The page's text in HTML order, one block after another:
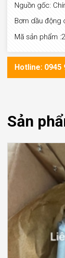
Nguồn gốc:
Bơm dầu động
Mã sản phẩm
Hotline: 0945
Sản